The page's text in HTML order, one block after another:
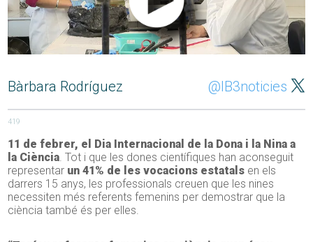
Bàrbara Rodríguez @IB3noticies
419
11 de febrer, el Dia Internacional de la Dona i la Nina a
la Ciència. Tot i que les dones científiques han aconseguit
representar un 41% de les vocacions estatals en els
darrers 15 anys, les professionals creuen que les nines
necessiten més referents femenins per demostrar que la
ciència també és per elles.